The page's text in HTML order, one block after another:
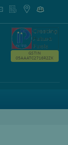
GSTIN
05AAATC2716R2ZK